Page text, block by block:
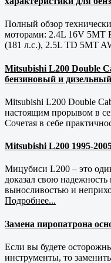
Полный обзор
моторами: 2.4L 16V 5MT
(181 л.с.), 2.5L TD 5MT
Mitsubishi L200 Double
бензиновый и
Mitsubishi L200 Double
настоящим прорывом в
Сочетая в себе
Mitsubishi L200 1995-
Мицубиси L200 – это
доказал свою
выносливостью и
Подробнее...
Замена пиропатрона
Если вы будете
инструменты, то